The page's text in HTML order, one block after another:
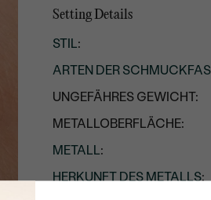
Setting Details
STIL:
ARTEN DER
UNGEFÄHRES GEWICHT:
METALLOBERFLÄCHE:
METALL:
HERKUNFT DES METALLS: